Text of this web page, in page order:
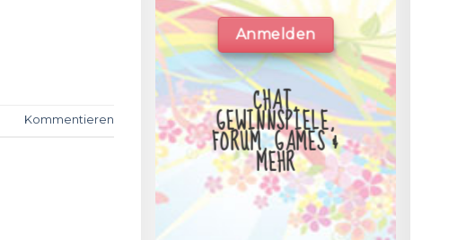
Kommentieren
Anmelden
CHAT,
GEWINNSPIELE,
FORUM, GAMES &
MEHR